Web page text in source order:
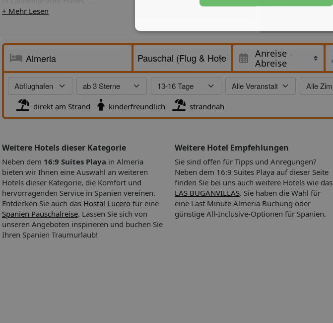
Leistungen:Verpflegung:wie gebucht.
Zusatzinfos:Gültigkeit:
01.11.16 - 31.10.17
---
+ Mehr Lesen
Anreise
Abreise
direkt am Strand kinderfreundlich strandnah
Weitere Hotels dieser Kategorie
Neben dem 16:9 Suites Playa in Almeria
bieten wir Ihnen eine Auswahl an weiteren
Hotels dieser Kategorie, die Komfort und
hervorragenden Service in Spanien vereinen.
Entdecken Sie auch das Hostal Lucero für eine
Spanien Pauschalreise. Lassen Sie sich von
unseren Angeboten inspirieren und buchen Sie
Ihren Spanien Traumurlaub!
Weitere Hotel Empfehlungen
Sie sind offen für Tipps und Anregungen?
Neben dem 16:9 Suites Playa auf dieser Seite
finden Sie bei uns auch weitere Hotels wie das
LAS BUGANVILLAS. Sie haben die Wahl für
eine Last Minute Almeria Buchung oder
günstige All-Inclusive-Optionen für Spanien.